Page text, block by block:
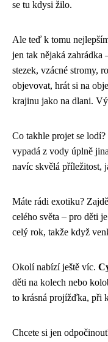
se tu kdysi žilo.
Ale teď k tomu
jen tak nějaká zahrádka
stezek, vzácné stromy,
objevovat, hrát si na
krajinu jako na dlani.
Co takhle projet se lodí?
vypadá z vody úplně
navíc skvělá příležitost,
Máte rádi exotiku?
celého světa – pro děti
celý rok, takže když
Okolí nabízí ještě víc.
děti na kolech nebo
to krásná projížďka, při
Chcete si jen